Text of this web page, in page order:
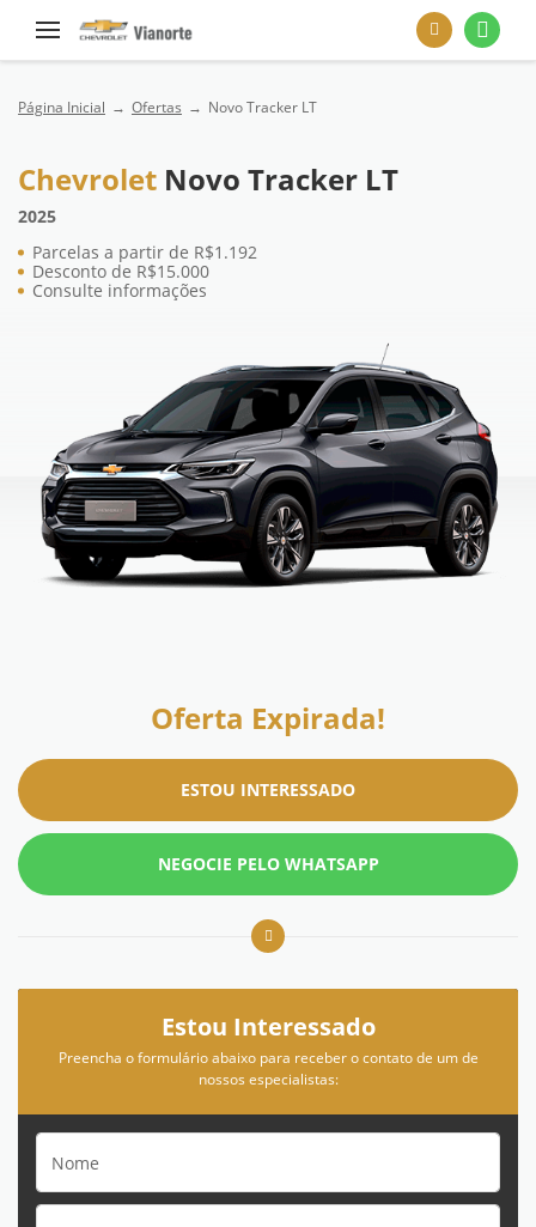
Página Inicial Ofertas Novo Tracker LT
Chevrolet Novo Tracker LT
2025
Parcelas a partir de R$1.192
Desconto de R$15.000
Consulte informações
Oferta Expirada!
ESTOU INTERESSADO
NEGOCIE PELO WHATSAPP
Estou Interessado
Preencha o formulário abaixo para receber o contato de um de
nossos especialistas: